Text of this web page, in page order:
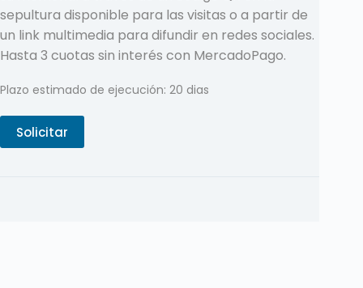
sepultura disponible para las visitas o a partir de
un link multimedia para difundir en redes sociales.
Hasta 3 cuotas sin interés con MercadoPago.
Plazo estimado de ejecución: 20 dias
Solicitar